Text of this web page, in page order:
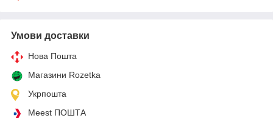
Умови доставки
Нова Пошта
Магазини Rozetka
Укрпошта
Meest ПОШТА